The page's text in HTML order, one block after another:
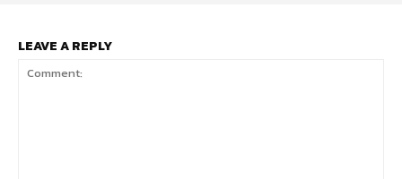
LEAVE A REPLY